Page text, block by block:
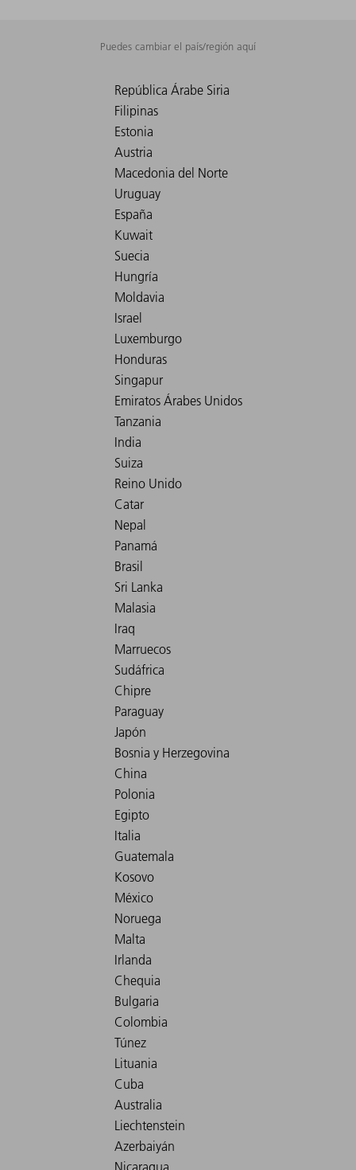
Puedes cambiar el país/región aquí